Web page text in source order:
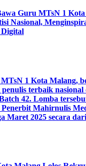
Guru MTsN 1
Nasional,
1 Kota Malang,
penulis terbaik nasional
42. Lomba
Penerbit Mahirnulis
Maret 2025 secara